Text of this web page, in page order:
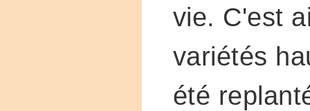
vie. C'est
variétés
été